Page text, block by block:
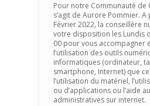
Pour notre Communauté de
s’agit de Aurore Pommier.
Février 2022, la conseillère
votre disposition les Lundis
00 pour vous accompagner
l’utilisation des outils
informatiques (ordinateur,
smartphone, Internet) que
l’utilisation du matériel,
ou d’applications ou l’aide
administratives sur internet.